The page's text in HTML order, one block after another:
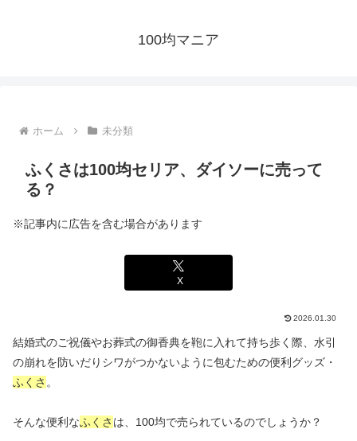
100均マニア
ホーム 未分類
ふくさは100均セリア、ダイソーに売って
る？
※記事内に広告を含む場合があります
X
2026.01.30
結婚式のご祝儀やお葬式の御香典を鞄に入れて持ち歩く際、水引
の崩れを防いだりシワがつかないように包むための便利グッズ・
ふくさ 。
そんな便利なふくさ は、100均で売られているのでしょうか？